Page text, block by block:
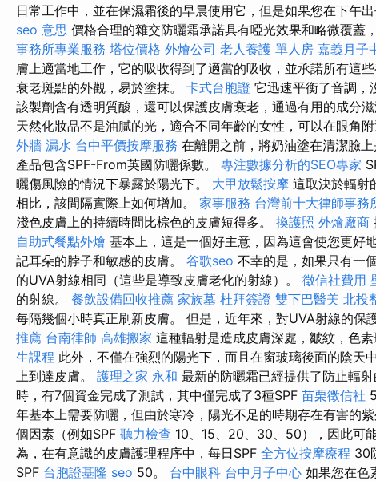
日常工作中，並在保濕霜後的早晨使用它，但是如果您在下午
seo 意思 價格合理的雜交防曬霜承諾具有啞光效果和略微覆蓋
事務所專業服務 塔位價格 外燴公司 老人養護 單人房 嘉義月子
膚上適當地工作，它的吸收得到了適當的吸收，並承諾所有這
衰老斑點的外觀，易於塗抹。 卡式台胞證 它迅速平衡了音調，
該製劑含有透明質酸，還可以保護皮膚衰老，通過有用的成分滋
天然化妝品不是油膩的光，適合不同年齡的女性，可以在眼角
外牆 漏水 台中平價按摩服務 在離開之前，將奶油塗在清潔臉
產品包含SPF-From英國防曬係數。 專注數據分析的SEO專家
曬傷風險的情況下暴露於陽光下。 大甲放鬆按摩 這取決於輻射
相比，該間隔實際上如何增加。 家事服務 台灣前十大律師事務
淺色皮膚上的持續時間比棕色的皮膚短得多。 換護照 外燴廠商
自助式餐點外燴 基本上，這是一個好主意，因為這會使您更好
記耳朵的脖子和敏感的皮膚。 谷歌seo 不幸的是，如果只有一
的UVA射線相同（這些是導致皮膚老化的射線）。 徵信社費用
的射線。 餐飲設備回收推薦 家族墓 杜拜簽證 雙下巴醫美 北投
每隔幾個小時真正刷新皮膚。 但是，近年來，對UVA射線的保
推薦 台南律師 高雄搬家 這種輻射是造成皮膚深處，皺紋，色
生課程 此外，不僅在強烈的陽光下，而且在窗玻璃後面的陰天
上到達皮膚。 護理之家 永和 最新的防曬霜已經提供了防止輻
時，有7個資金完成了測試，其中僅完成了3種SPF 苗栗徵信社
年基本上需要防曬，但由於寒冷，陽光不足的時期存在有害的
個因素（例如SPF 聽力檢查 10、15、20、30、50），因此可
為，在有意識的皮膚護理程序中，每日SPF 全方位按摩療程 30
SPF 台胞證基隆 seo 50。 台中眼科 台中月子中心 如果您在色